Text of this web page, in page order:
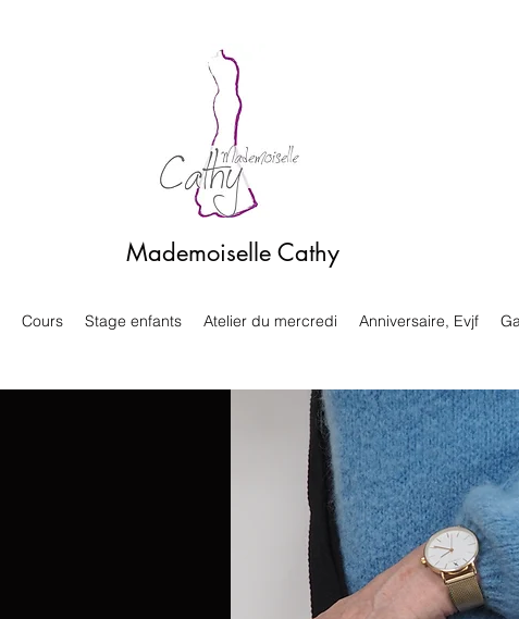
Mademoiselle Cathy
Cours Stage enfants Atelier du mercredi Anniversaire, Evjf